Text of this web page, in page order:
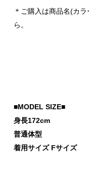
＊ご購入は商品名(カ
ら。
■MODEL SIZE■
身長172cm
普通体型
着用サイズ Fサイズ